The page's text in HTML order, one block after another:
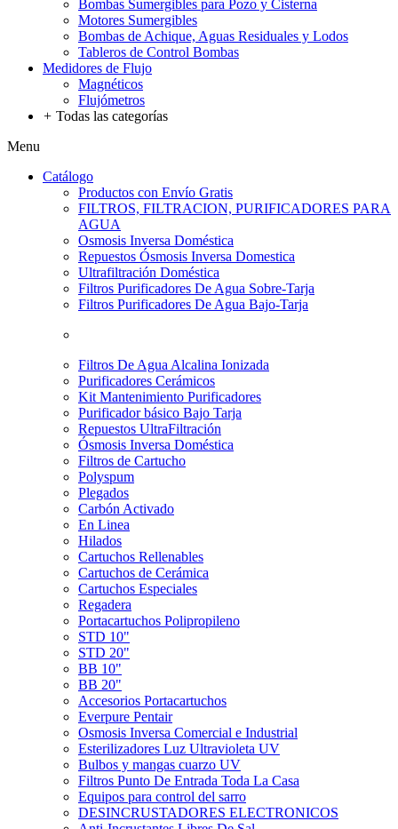
Bombas Sumergibles para Pozo y Cisterna
Motores Sumergibles
Bombas de Achique, Aguas Residuales y Lodos
Tableros de Control Bombas
Medidores de Flujo
Magnéticos
Flujómetros
+ Todas las categorías
Menu
Catálogo
Productos con Envío Gratis
FILTROS, FILTRACION, PURIFICADORES PARA
AGUA
Osmosis Inversa Doméstica
Repuestos Ósmosis Inversa Domestica
Ultrafiltración Doméstica
Filtros Purificadores De Agua Sobre-Tarja
Filtros Purificadores De Agua Bajo-Tarja
Filtros De Agua Alcalina Ionizada
Purificadores Cerámicos
Kit Mantenimiento Purificadores
Purificador básico Bajo Tarja
Repuestos UltraFiltración
Ósmosis Inversa Doméstica
Filtros de Cartucho
Polyspum
Plegados
Carbón Activado
En Linea
Hilados
Cartuchos Rellenables
Cartuchos de Cerámica
Cartuchos Especiales
Regadera
Portacartuchos Polipropileno
STD 10"
STD 20"
BB 10"
BB 20"
Accesorios Portacartuchos
Everpure Pentair
Osmosis Inversa Comercial e Industrial
Esterilizadores Luz Ultravioleta UV
Bulbos y mangas cuarzo UV
Filtros Punto De Entrada Toda La Casa
Equipos para control del sarro
DESINCRUSTADORES ELECTRONICOS